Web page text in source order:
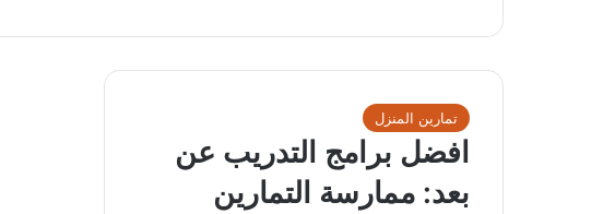
تمارين المنزل
افضل برامج التدريب عن
بعد: ممارسة التمارين